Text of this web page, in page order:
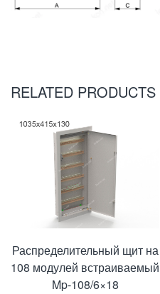
RELATED PRODUCTS
Распределительный щит на
108 модулей встраиваемый
Mp-108/6×18